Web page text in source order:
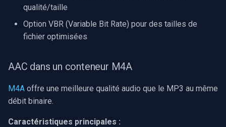
qualité/taille
Option VBR (Variable Bit Rate) pour des tailles de
fichier optimisées
AAC dans un conteneur M4A
M4A offre une meilleure qualité audio que le MP3 au même
débit binaire.
Caractéristiques principales :